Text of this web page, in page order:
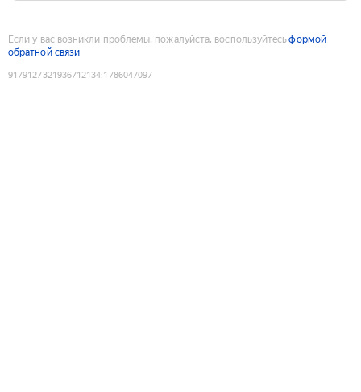
Если у вас возникли проблемы, пожалуйста, воспользуйтесьформой
обратной связи
9179127321936712134:1786047097